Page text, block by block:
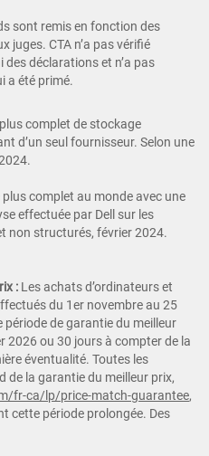
sont remis en fonction des
juges. CTA n’a pas vérifié
des déclarations et n’a pas
a été primé.
complet de stockage
d’un seul fournisseur. Selon une
complet au monde avec une
effectuée par Dell sur les
non structurés, février 2024.
: Les achats d’ordinateurs et
du 1er novembre au 25
période de garantie du meilleur
2026 ou 30 jours à compter de la
éventualité. Toutes les
la garantie du meilleur prix,
fr-ca/lp/price-match-guarantee,
cette période prolongée. Des